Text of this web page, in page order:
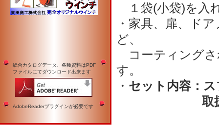
１袋(小袋)を入
・家具、扉、ド
ど、
コーティングさ
す。
・ セット内容：
取
総合カタログデータ、各種資料はPDF
ファイルにてダウンロード出来ます
AdobeReaderプラグインが必要です